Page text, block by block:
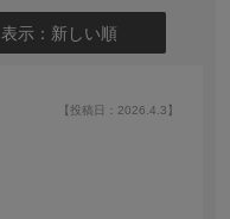
表示：新しい順
【投稿日：2026.4.3】